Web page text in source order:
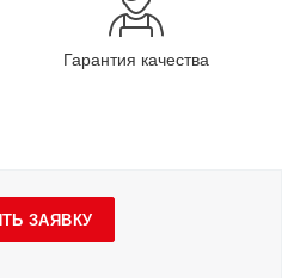
Гарантия качества
ЗАЯВКУ